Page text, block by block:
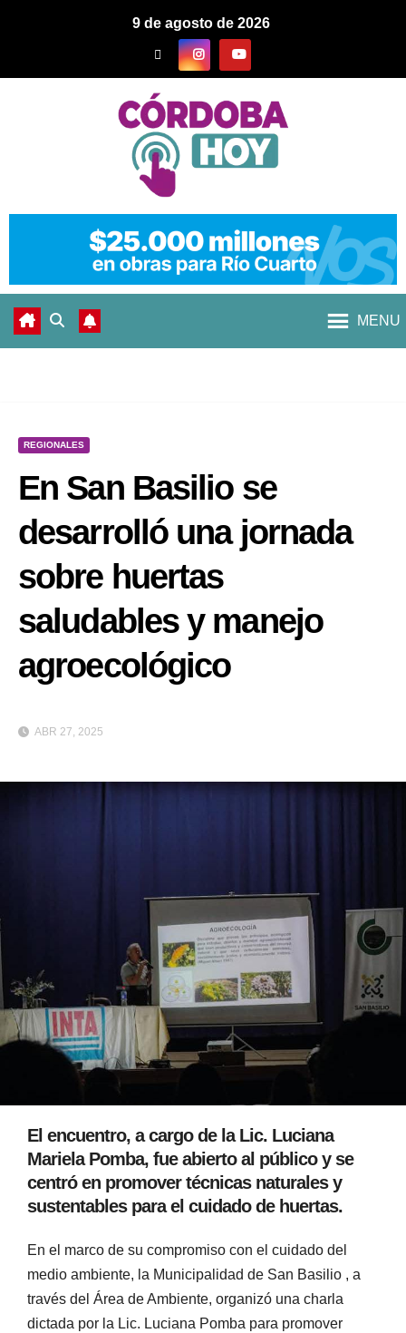
9 de agosto de 2026
MENU
REGIONALES
En San Basilio se
desarrolló una jornada
sobre huertas
saludables y manejo
agroecológico
ABR 27, 2025
El encuentro, a cargo de la Lic. Luciana
Mariela Pomba, fue abierto al público y se
centró en promover técnicas naturales y
sustentables para el cuidado de huertas.
En el marco de su compromiso con el cuidado del
medio ambiente, la Municipalidad de San Basilio , a
través del Área de Ambiente, organizó una charla
dictada por la Lic. Luciana Pomba para promover